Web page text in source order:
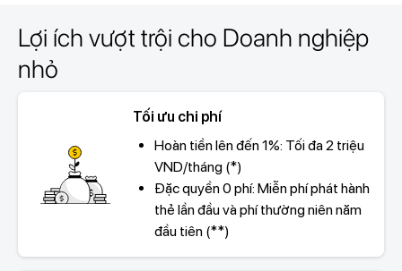
Lợi ích vượt trội cho Doanh nghiệp
nhỏ
Tối ưu chi phí
Hoàn tiền lên đến 1%: Tối đa 2 triệu
VND/tháng (*)
Đặc quyền 0 phí: Miễn phí phát hành
thẻ lần đầu và phí thường niên năm
đầu tiên (**)